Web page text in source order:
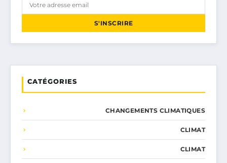
S'INSCRIRE
CATÉGORIES
CHANGEMENTS CLIMATIQUES
CLIMAT
CLIMAT